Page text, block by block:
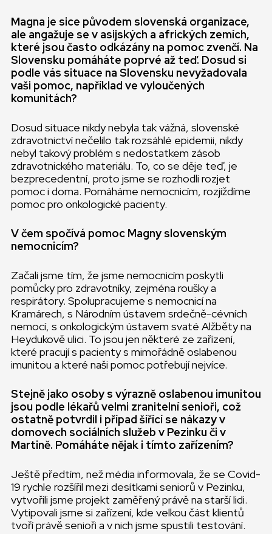
Magna je sice původem slovenská organizace,
ale angažuje se v asijských a afrických zemích,
které jsou často odkázány na pomoc zvenčí. Na
Slovensku pomáháte poprvé až teď. Dosud si
podle vás situace na Slovensku nevyžadovala
vaši pomoc, například ve vyloučených
komunitách?
Dosud situace nikdy nebyla tak vážná, slovenské
zdravotnictví nečelilo tak rozsáhlé epidemii, nikdy
nebyl takový problém s nedostatkem zásob
zdravotnického materiálu. To, co se děje teď, je
bezprecedentní, proto jsme se rozhodli rozjet
pomoc i doma. Pomáháme nemocnicím, rozjíždíme
pomoc pro onkologické pacienty.
V čem spočívá pomoc Magny slovenským
nemocnicím?
Začali jsme tím, že jsme nemocnicím poskytli
pomůcky pro zdravotníky, zejména roušky a
respirátory. Spolupracujeme s nemocnicí na
Kramárech, s Národním ústavem srdečně-cévních
nemocí, s onkologickým ústavem svaté Alžběty na
Heydukově ulici. To jsou jen některé ze zařízení,
které pracují s pacienty s mimořádně oslabenou
imunitou a které naši pomoc potřebují nejvíce.
Stejně jako osoby s výrazně oslabenou imunitou
jsou podle lékařů velmi zranitelní senioři, což
ostatně potvrdil i případ šířící se nákazy v
domovech sociálních služeb v Pezinku či v
Martině. Pomáháte nějak i tímto zařízením?
Ještě předtím, než média informovala, že se Covid-
19 rychle rozšířil mezi desítkami seniorů v Pezinku,
vytvořili jsme projekt zaměřený právě na starší lidi.
Vytipovali jsme si zařízení, kde velkou část klientů
tvoří právě senioři a v nich jsme spustili testování.